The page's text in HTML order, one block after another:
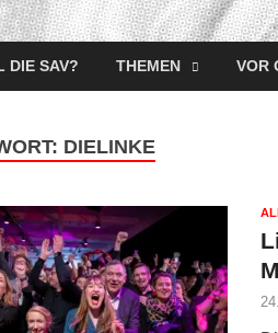
DIE SAV? THEMEN VOR
DIELINKE